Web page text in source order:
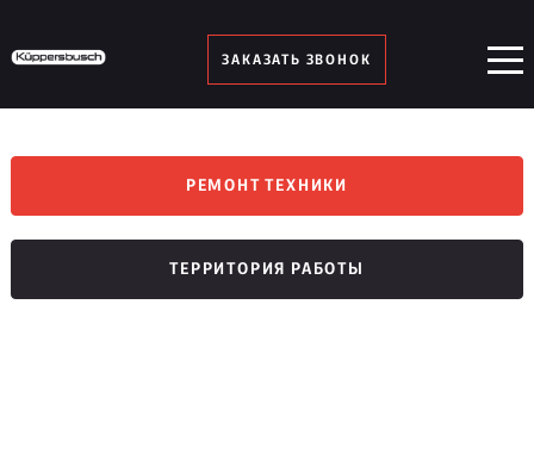
ЗАКАЗАТЬ ЗВОНОК
РЕМОНТ ТЕХНИКИ
ТЕРРИТОРИЯ РАБОТЫ